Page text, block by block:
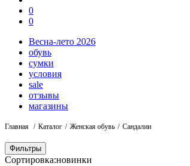
0
0
Весна-лето 2026
обувь
сумки
условия
sale
отзывы
магазины
Главная Каталог Женская обувь Сандалии
Фильтры
Сортировка:новинки